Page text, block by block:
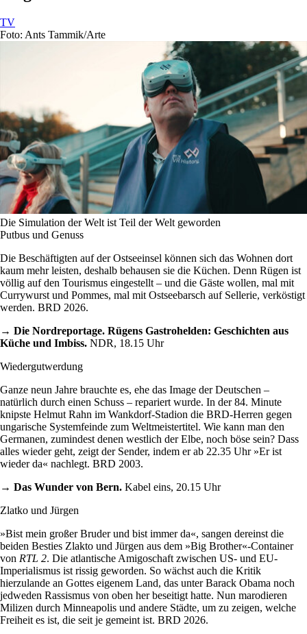
TV
Foto: Ants Tammik/Arte
Die Simulation der Welt ist Teil der Welt geworden
Putbus und Genuss
Die Beschäftigten auf der Ostseeinsel können sich das Wohnen dort
kaum mehr leisten, deshalb behausen sie die Küchen. Denn Rügen ist
völlig auf den Tourismus eingestellt – und die Gäste wollen, mal mit
Currywurst und Pommes, mal mit Ostseebarsch auf Sellerie, verköstigt
werden. BRD 2026.
→ Die Nordreportage. Rügens Gastrohelden: Geschichten aus
Küche und Imbiss. NDR, 18.15 Uhr
Wiedergutwerdung
Ganze neun Jahre brauchte es, ehe das Image der Deutschen –
natürlich durch einen Schuss – repariert wurde. In der 84. Minute
knipste Helmut Rahn im Wankdorf-Stadion die BRD-Herren gegen
ungarische Systemfeinde zum Weltmeistertitel. Wie kann man den
Germanen, zumindest denen westlich der Elbe, noch böse sein? Dass
alles wieder geht, zeigt der Sender, indem er ab 22.35 Uhr »Er ist
wieder da« nachlegt. BRD 2003.
→ Das Wunder von Bern. Kabel eins, 20.15 Uhr
Zlatko und Jürgen
»Bist mein großer Bruder und bist immer da«, sangen dereinst die
beiden Besties Zlakto und Jürgen aus dem »Big Brother«-Container
von RTL 2. Die atlantische Amigoschaft zwischen US- und EU-
Imperialismus ist rissig geworden. So wächst auch die Kritik
hierzulande an Gottes eigenem Land, das unter Barack Obama noch
jedweden Rassismus von oben her beseitigt hatte. Nun marodieren
Milizen durch Minneapolis und andere Städte, um zu zeigen, welche
Freiheit es ist, die seit je gemeint ist. BRD 2026.